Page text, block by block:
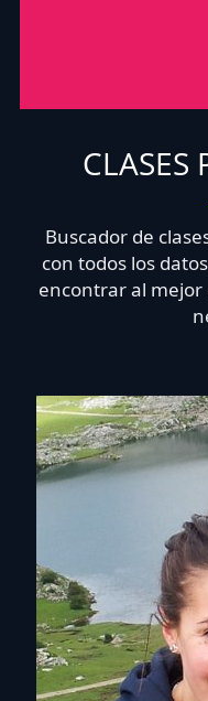
CLASES
Buscador de
con todos los
encontrar al mejor